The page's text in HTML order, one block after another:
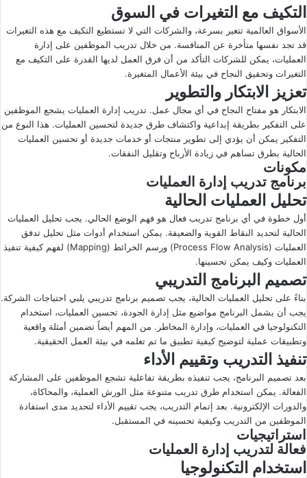
ي
التكيف مع التغيرات في السوق
الأسواق العالمية تتغير بسرعة، والشركات التي لا تستطيع التكيف مع هذه التغيرات
قد تجد نفسها متأخرة عن المنافسة. من خلال تدريب الموظفين على إدارة
العمليات، يمكن للشركات التأكد من أن فرق العمل لديها القدرة على التكيف مع
التغيرات وتحقيق النجاح في بيئة الأعمال المتغيرة.
تعزيز الابتكار والتطوير
الابتكار هو مفتاح النجاح في أي مجال عمل. تدريب إدارة العمليات يشجع الموظفين
على التفكير بطريقة إبداعية واكتشاف طرق جديدة لتحسين العمليات. هذا النوع من
التفكير يمكن أن يؤدي إلى تطوير منتجات أو خدمات جديدة أو تحسين العمليات
الحالية بطرق تساهم في زيادة الأرباح وتقليل النفقات.
مكونات
برنامج تدريب إدارة العمليات
تحليل العمليات الحالية
أول خطوة في أي برنامج تدريب فعال هو فهم الوضع الحالي. يجب تحليل العمليات
الحالية لتحديد النقاط القوية والضعيفة. يمكن استخدام أدوات مثل تحليل تدفق
العمليات (Process Flow Analysis) ورسم الخرائط (Mapping) لفهم كيفية تنفيذ
العمليات وكيف يمكن تحسينها.
تصميم البرنامج التدريبي
بناءً على تحليل العمليات الحالية، يجب تصميم برنامج تدريبي يلبي احتياجات الشركة.
يجب أن يشمل البرنامج مواضيع مثل إدارة الجودة، تحسين العمليات، استخدام
التكنولوجيا في العمليات، وإدارة المخاطر. من المهم أيضاً تضمين أمثلة واقعية
وتطبيقات عملية لتوضيح كيفية تطبيق ما تم تعلمه في بيئة العمل الحقيقية.
تنفيذ التدريب وتقييم الأداء
بعد تصميم البرنامج، يجب تنفيذه بطريقة تفاعلية تشجع الموظفين على المشاركة
الفعالة. يمكن استخدام طرق تدريب متنوعة مثل الورش العملية، والمحاكاة،
والدورات الإلكترونية. بعد إتمام التدريب، يجب تقييم الأداء لتحديد مدى استفادة
الموظفين من التدريب وكيفية تحسينه في المستقبل.
استراتيجيات
فعالة لتدريب إدارة العمليات
استخدام التكنولوجيا